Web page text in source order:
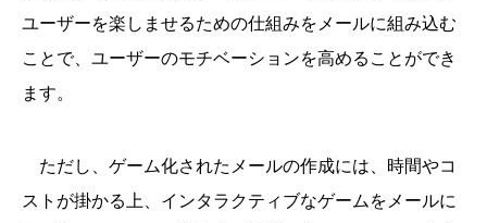
ユーザーを楽しませるための仕組みをメールに組み込む
ことで、ユーザーのモチベーションを高めることができ
ます。
ただし、ゲーム化されたメールの作成には、時間やコ
ストが掛かる上、インタラクティブなゲームをメールに